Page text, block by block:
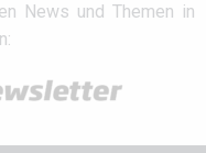
News und Themen in